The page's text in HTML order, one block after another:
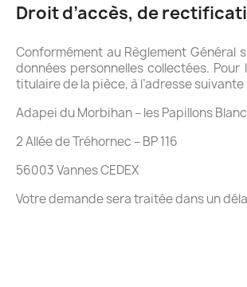
Droit d’accès, de
Conformément au Règlement Général
données personnelles collectées.
titulaire de la pièce, à l’adresse suivante
Adapei du Morbihan – les Papillons
2 Allée de Tréhornec – BP 116
56003 Vannes CEDEX
Votre demande sera traitée dans un